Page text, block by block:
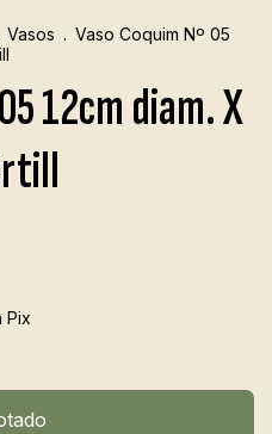
Vasos . Vaso Coquim Nº 05
12cm diam. X
Pix